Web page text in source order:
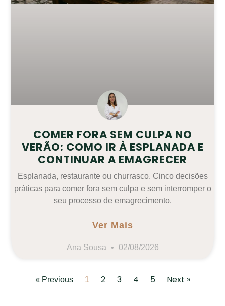
COMER FORA SEM CULPA NO
VERÃO: COMO IR À ESPLANADA E
CONTINUAR A EMAGRECER
Esplanada, restaurante ou churrasco. Cinco decisões
práticas para comer fora sem culpa e sem interromper o
seu processo de emagrecimento.
Ver Mais
Ana Sousa 02/08/2026
« Previous 1 2 3 4 5 Next »